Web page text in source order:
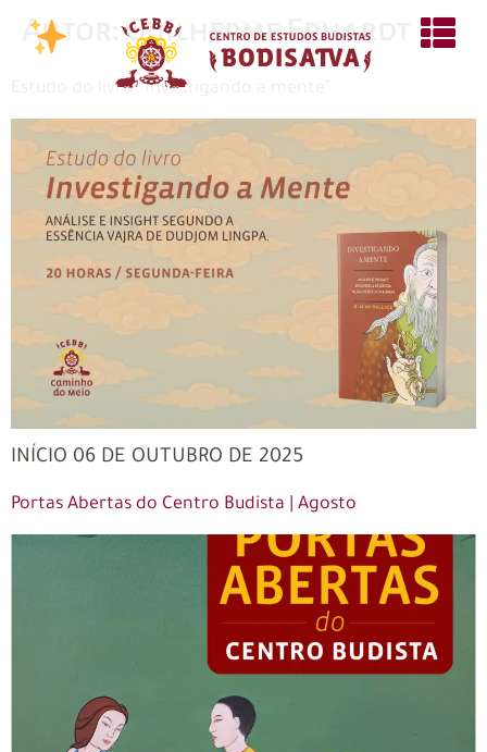
Autor:Guilherme Erhardt
Estudo do livro “Investigando a mente”
INÍCIO 06 DE OUTUBRO DE 2025
Portas Abertas do Centro Budista | Agosto